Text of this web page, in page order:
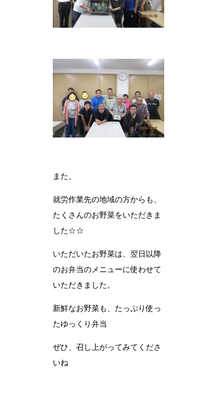
また、
就労作業先の地域の方からも、
たくさんのお野菜をいただきま
した☆☆
いただいたお野菜は、翌日以降
のお弁当のメニューに使わせて
いただきました。
新鮮なお野菜も、たっぷり使っ
たゆっくり弁当
ぜひ、召し上がってみてくださ
いね